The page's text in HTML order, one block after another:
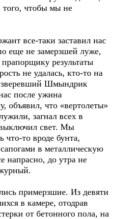
того, чтобы мы не
все-таки заставил нас
еще не замерзшей луже,
результаты
не удалась, кто-то на
Шмындрик
после ужина
объявил, что «вертолеты»
загнал всех в
свет. Мы
что-то вроде бунта,
в металлическую
напрасно, до утра не
примерзшие. Из девяти
в камере, отодрав
от бетонного пола, на